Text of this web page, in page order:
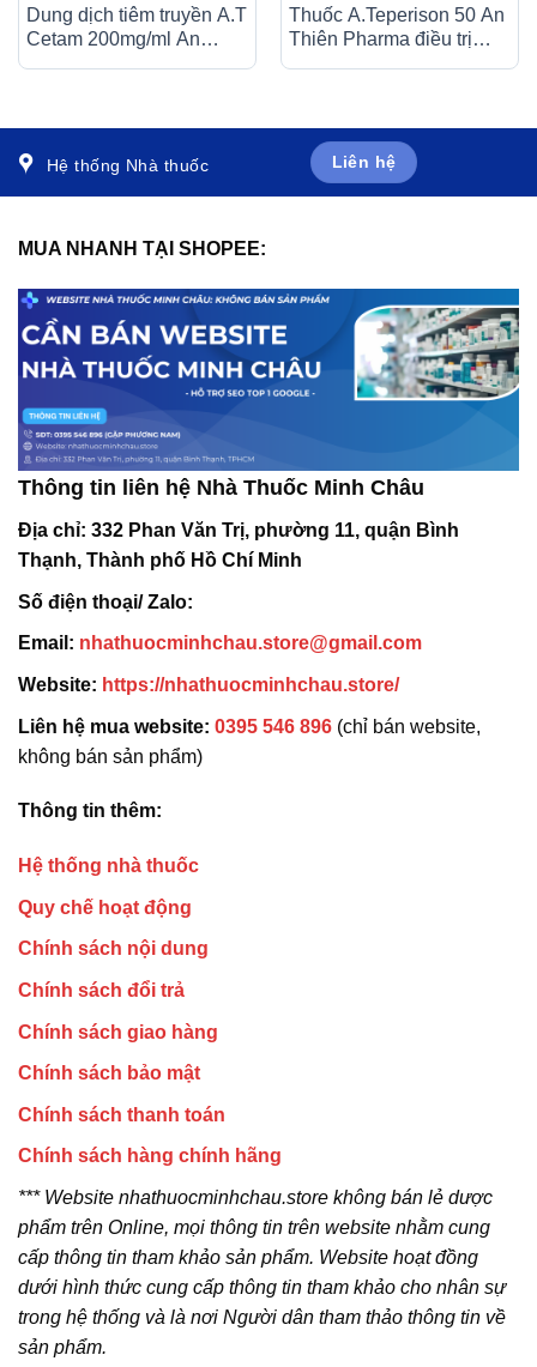
Dung dịch tiêm truyền A.T
Cetam 200mg/ml An
Thuốc A.Teperison 50 An
Thiên Pharma điều trị
Hệ thống Nhà thuốc Liên hệ
MUA NHANH TẠI SHOPEE:
Thông tin liên hệ Nhà Thuốc Minh Châu
Địa chỉ: 332 Phan Văn Trị, phường 11, quận Bình
Thạnh, Thành phố Hồ Chí Minh
Số điện thoại/ Zalo:
Email: nhathuocminhchau.store@gmail.com
Website: https://nhathuocminhchau.store/
Liên hệ mua website: 0395 546 896 (chỉ bán website,
không bán sản phẩm)
Thông tin thêm:
Hệ thống nhà thuốc
Quy chế hoạt động
Chính sách nội dung
Chính sách đổi trả
Chính sách giao hàng
Chính sách bảo mật
Chính sách thanh toán
Chính sách hàng chính hãng
*** Website nhathuocminhchau.store không bán lẻ dược
phẩm trên Online, mọi thông tin trên website nhằm cung
cấp thông tin tham khảo sản phẩm. Website hoạt đồng
dưới hình thức cung cấp thông tin tham khảo cho nhân sự
trong hệ thống và là nơi Người dân tham thảo thông tin về
sản phẩm.